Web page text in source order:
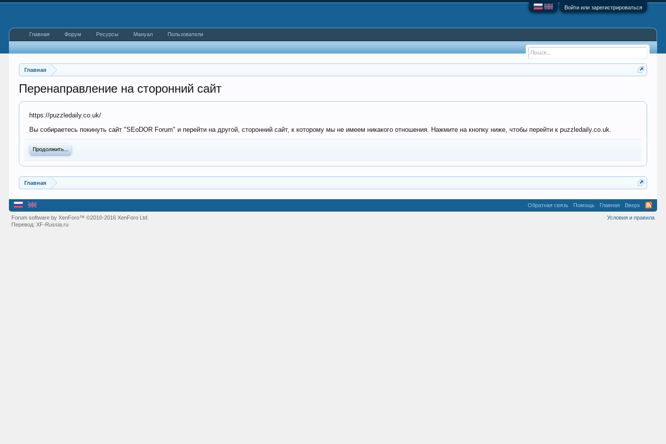
Войти или зарегистрироваться
Главная
Перенаправление на сторонний сайт
https://puzzledaily.co.uk/
Вы собираетесь покинуть сайт "SEoDOR Forum" и перейти на другой, сторонний сайт, к которому мы не имеем никакого отношения. Нажмите на кнопку ниже, чтобы перейти к puzzledaily.co.uk.
Продолжить...
Главная
Главная Форум Ресурсы Мануал Пользователи
Обратная связь Помощь Главная Вверх
Условия и правила
Forum software by XenForo™©2010-2016 XenForo Ltd.
Перевод:XF-Russia.ru